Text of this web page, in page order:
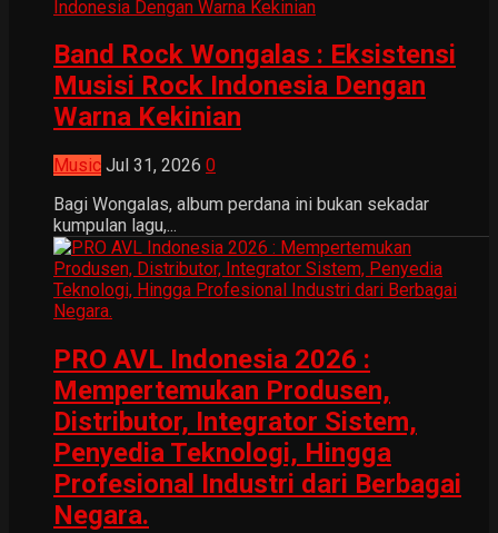
Band Rock Wongalas : Eksistensi
Musisi Rock Indonesia Dengan
Warna Kekinian
Music Jul 31, 2026 0
Bagi Wongalas, album perdana ini bukan sekadar
kumpulan lagu,...
PRO AVL Indonesia 2026 :
Mempertemukan Produsen,
Distributor, Integrator Sistem,
Penyedia Teknologi, Hingga
Profesional Industri dari Berbagai
Negara.